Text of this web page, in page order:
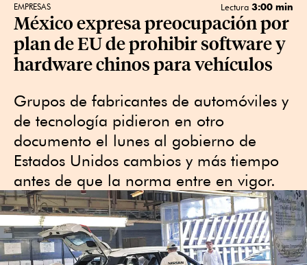
EMPRESAS Lectura 3:00 min
México expresa preocupación por
plan de EU de prohibir software y
hardware chinos para vehículos
Grupos de fabricantes de automóviles y
de tecnología pidieron en otro
documento el lunes al gobierno de
Estados Unidos cambios y más tiempo
antes de que la norma entre en vigor.